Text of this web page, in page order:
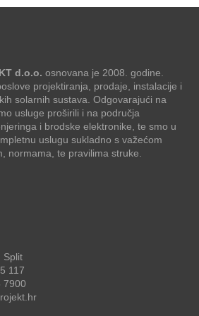
d.o.o. osnovana je 2008. godine.
projektiranja, prodaje, instalacije i
solarnih sustava. Odgovarajući na
usluge proširili i na područja
i brodske elektronike, te smo u
uslugu sukladno s važećom
normama, te pravilima struke.
Split
117
7900